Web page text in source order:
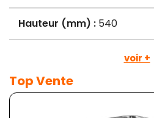
Hauteur (mm) : 540
voir +
Top Vente